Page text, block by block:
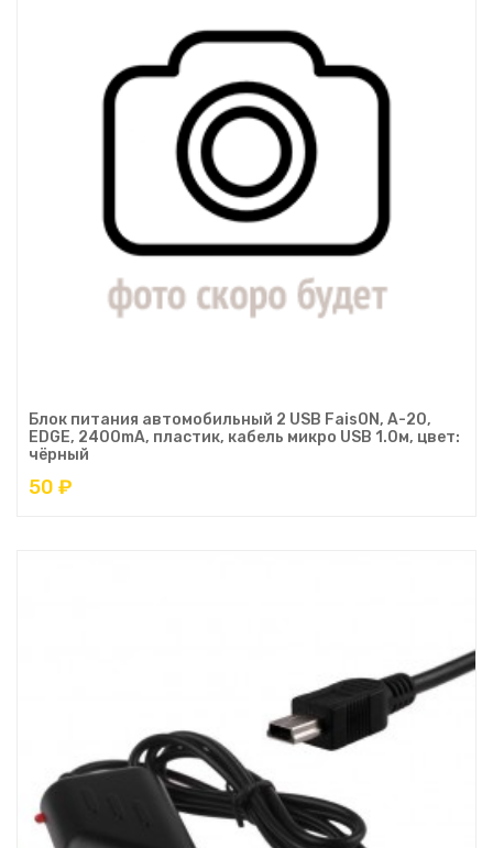
Блок питания автомобильный 2 USB FaisON, A-20,
EDGE, 2400mA, пластик, кабель микро USB 1.0м, цвет:
чёрный
50 ₽